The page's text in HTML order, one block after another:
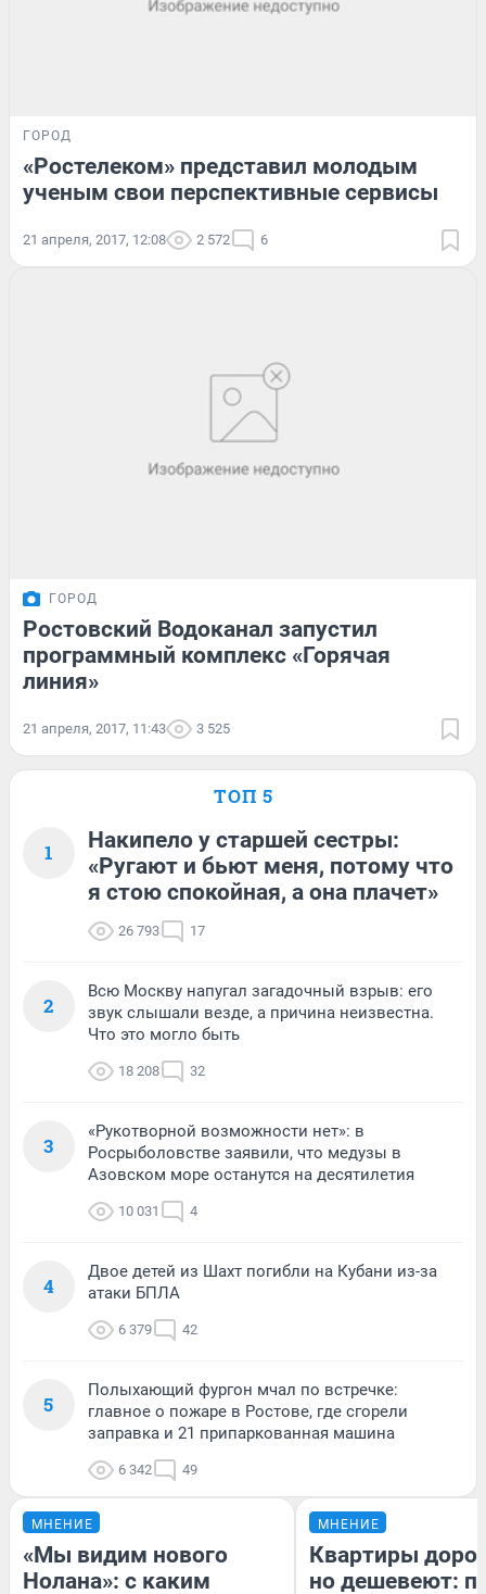
ГОРОД
«Ростелеком» представил молодым
ученым свои перспективные сервисы
21 апреля, 2017, 12:08 2 572 6
ГОРОД
Ростовский Водоканал запустил
программный комплекс «Горячая
линия»
21 апреля, 2017, 11:43 3 525
ТОП 5
1
Накипело у старшей сестры:
«Ругают и бьют меня, потому что
я стою спокойная, а она плачет»
26 793 17
2
Всю Москву напугал загадочный взрыв: его
звук слышали везде, а причина неизвестна.
Что это могло быть
18 208 32
3
«Рукотворной возможности нет»: в
Росрыболовстве заявили, что медузы в
Азовском море останутся на десятилетия
10 031 4
4
Двое детей из Шахт погибли на Кубани из-за
атаки БПЛА
6 379 42
5
Полыхающий фургон мчал по встречке:
главное о пожаре в Ростове, где сгорели
заправка и 21 припаркованная машина
6 342 49
МНЕНИЕ
«Мы видим нового
Нолана»: с каким
МНЕНИЕ
Квартиры
но дешевеют: